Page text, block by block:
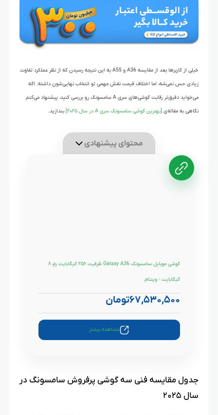
خیلی از کاربرها بعد از مقایسه A36 و A55 به این نتیجه رسیدن که از نظر عملکرد تفاوت
زیادی حس نمی‌شه، اما اختلاف قیمت نقش مهمی تو انتخاب نهایی‌شون داشته. اگه
می‌خواید دقیق‌تر رقابت گوشی‌های سری A سامسونگ رو بررسی کنید، پیشنهاد می‌کنم
نگاهی به مقاله‌ی [بهترین گوشی سامسونگ سری A در سال ۲۰۲۵] بندازید.
محتوای پیشنهادی
گوشی موبایل سامسونگ Galaxy A36 ظرفیت ۲۵۶ گیگابایت رم ۸
گیگابایت - ویتنام
۶۷,۵۳۰,۵۰۰تومان
مشاهده بیشتر
جدول مقایسه فنی سه گوشی پرفروش سامسونگ در
سال ۲۰۲۵